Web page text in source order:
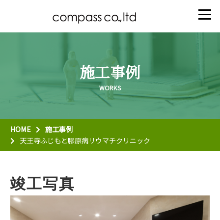
施工事例
HOME
施工事例
天王寺ふじもと膠原病リウマチクリニック
竣工写真